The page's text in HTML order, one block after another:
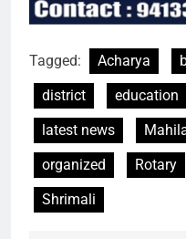
Tagged: Acharya
district
education
latest news
organized
Rotary
Shrimali